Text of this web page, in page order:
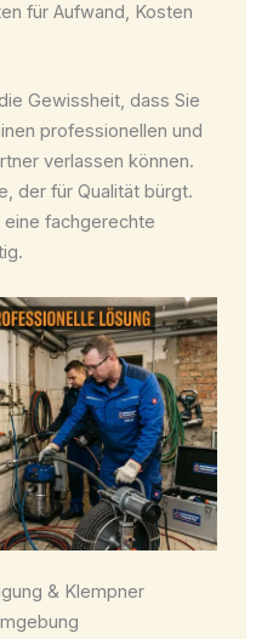
für Aufwand, Kosten
Gewissheit, dass Sie
professionellen und
verlassen können.
der für Qualität bürgt.
eine fachgerechte
& Klempner